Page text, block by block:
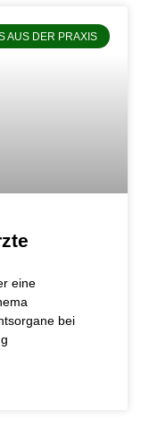
AUS DER PRAXIS
eine
bei